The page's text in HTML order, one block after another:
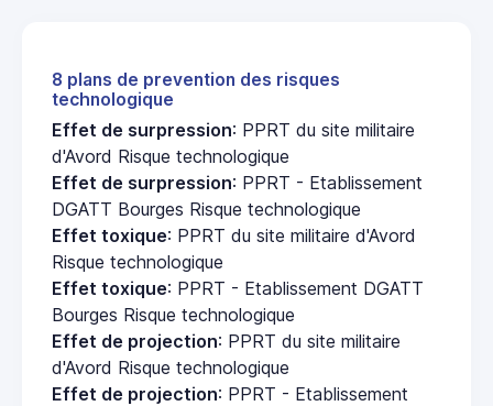
8 plans de prevention des risques
technologique
Effet de surpression: PPRT du site militaire
d'Avord Risque technologique
Effet de surpression: PPRT - Etablissement
DGATT Bourges Risque technologique
Effet toxique: PPRT du site militaire d'Avord
Risque technologique
Effet toxique: PPRT - Etablissement DGATT
Bourges Risque technologique
Effet de projection: PPRT du site militaire
d'Avord Risque technologique
Effet de projection: PPRT - Etablissement